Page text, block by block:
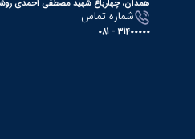
همدان، چهارباغ شهید مصطفی احمدی
شماره تماس
31400000 - 081